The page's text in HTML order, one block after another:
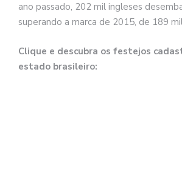
ano passado, 202 mil ingleses
superando a marca de 2015, de 189
Clique e descubra os festejos
estado brasileiro: